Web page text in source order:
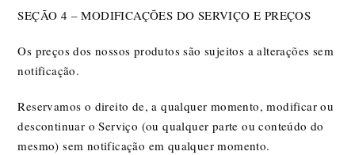
SEÇÃO 4 – MODIFICAÇÕES DO SERVIÇO E PREÇOS
Os preços dos nossos produtos são sujeitos a alterações sem
notificação.
Reservamos o direito de, a qualquer momento, modificar ou
descontinuar o Serviço (ou qualquer parte ou conteúdo do
mesmo) sem notificação em qualquer momento.